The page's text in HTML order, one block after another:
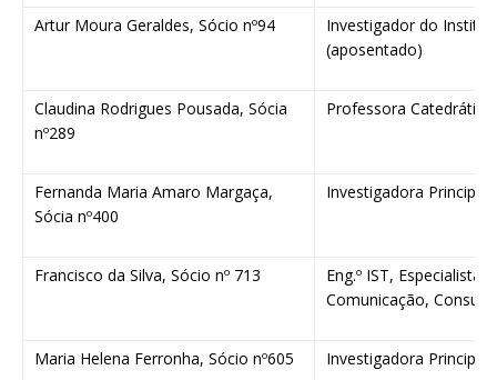
Artur Moura Geraldes, Sócio nº94
Investigador do
(aposentado)
Claudina Rodrigues Pousada, Sócia
nº289
Professora
Fernanda Maria Amaro Margaça,
Sócia nº400
Investigadora Principal
Francisco da Silva, Sócio nº 713
Eng.º IST,
Comunicação,
Maria Helena Ferronha, Sócio nº605 Investigadora Principal,